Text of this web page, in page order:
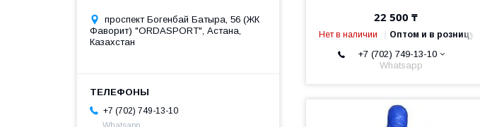
22 500 ₸
Нет в наличии Оптом и в розницу
+7 (702) 749-13-10
Whatsapp
проспект Богенбай Батыра, 56 (ЖК
Фаворит) "ORDASPORT", Астана,
Казахстан
+7 (702) 749-13-10